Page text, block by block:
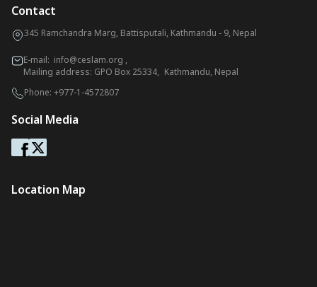
Contact
345 Ramchandra Marg, Battisputali, Kathmandu - 9, Nepal
E-mail: info@ceslam.org ,
Mailing address: GPO Box 25334, Kathmandu, Nepal
Phone: +977-1-4572807
Social Media
Location Map